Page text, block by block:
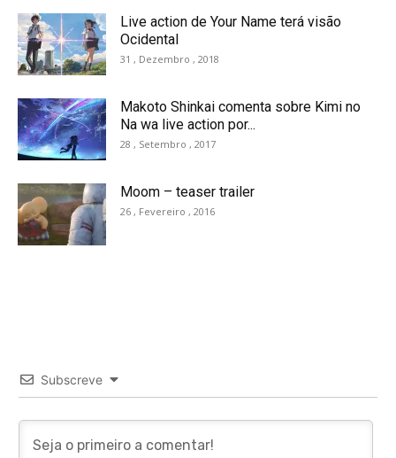
Live action de Your Name terá visão
Ocidental
31 , Dezembro , 2018
Makoto Shinkai comenta sobre Kimi no
Na wa live action por...
28 , Setembro , 2017
Moom – teaser trailer
26 , Fevereiro , 2016
Subscreve